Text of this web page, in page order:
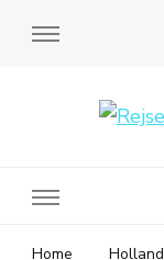
Home Holland